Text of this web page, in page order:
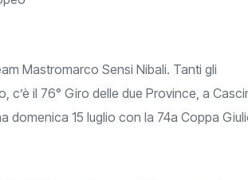
Mastromarco Sensi Nibali. Tanti gli
c’è il 76° Giro delle due Province, a
domenica 15 luglio con la 74a Coppa